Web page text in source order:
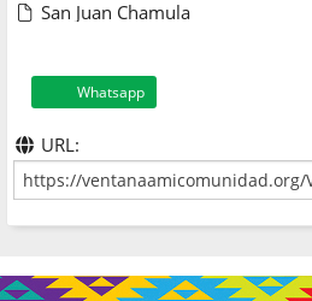
San Juan Chamula
Whatsapp
URL: